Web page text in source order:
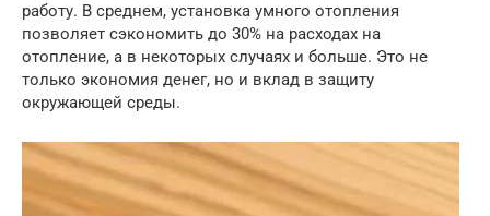
работу. В среднем, установка умного отопления
позволяет сэкономить до 30% на расходах на
отопление, а в некоторых случаях и больше. Это не
только экономия денег, но и вклад в защиту
окружающей среды.